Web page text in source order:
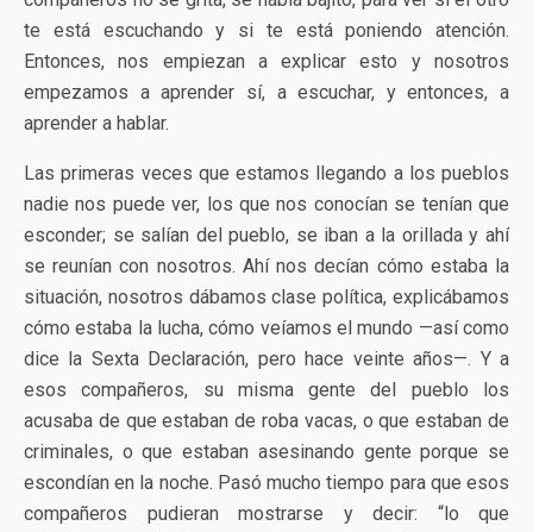
te está escuchando y si te está poniendo atención.
Entonces, nos empiezan a explicar esto y nosotros
empezamos a aprender sí, a escuchar, y entonces, a
aprender a hablar.
Las primeras veces que estamos llegando a los pueblos
nadie nos puede ver, los que nos conocían se tenían que
esconder; se salían del pueblo, se iban a la orillada y ahí
se reunían con nosotros. Ahí nos decían cómo estaba la
situación, nosotros dábamos clase política, explicábamos
cómo estaba la lucha, cómo veíamos el mundo —así como
dice la Sexta Declaración, pero hace veinte años—. Y a
esos compañeros, su misma gente del pueblo los
acusaba de que estaban de roba vacas, o que estaban de
criminales, o que estaban asesinando gente porque se
escondían en la noche. Pasó mucho tiempo para que esos
compañeros pudieran mostrarse y decir: “lo que